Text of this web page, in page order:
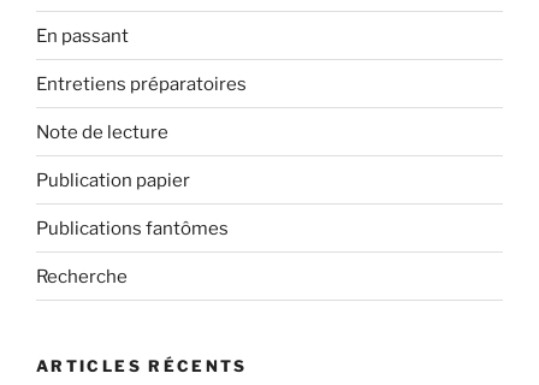
En passant
Entretiens préparatoires
Note de lecture
Publication papier
Publications fantômes
Recherche
ARTICLES RÉCENTS